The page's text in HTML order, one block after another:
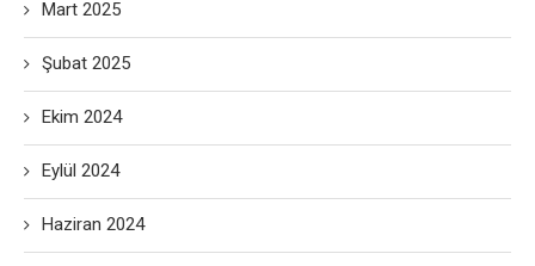
Mart 2025
Şubat 2025
Ekim 2024
Eylül 2024
Haziran 2024